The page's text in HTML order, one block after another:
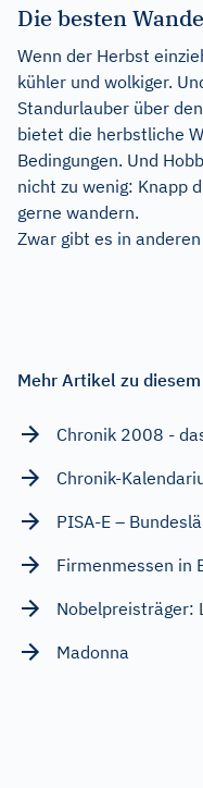
Die besten
Wenn der Herbst
kühler und wolkiger.
Standurlauber über
bietet die herbstliche
Bedingungen. Und
nicht zu wenig: Knapp
gerne wandern.
Zwar gibt es in
Mehr Artikel zu
Chronik 2008 -
Chronik-
PISA-E –
Firmenmessen in
Nobelpreisträger:
Madonna